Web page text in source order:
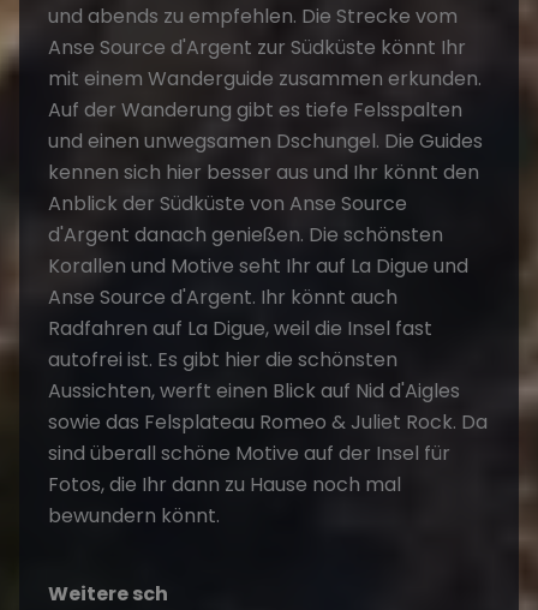
und abends zu empfehlen. Die Strecke vom
Anse Source d'Argent zur Südküste könnt Ihr
mit einem Wanderguide zusammen erkunden.
Auf der Wanderung gibt es tiefe Felsspalten
und einen unwegsamen Dschungel. Die Guides
kennen sich hier besser aus und Ihr könnt den
Anblick der Südküste von Anse Source
d'Argent danach genießen. Die schönsten
Korallen und Motive seht Ihr auf La Digue und
Anse Source d'Argent. Ihr könnt auch
Radfahren auf La Digue, weil die Insel fast
autofrei ist. Es gibt hier die schönsten
Aussichten, werft einen Blick auf Nid d'Aigles
sowie das Felsplateau Romeo & Juliet Rock. Da
sind überall schöne Motive auf der Insel für
Fotos, die Ihr dann zu Hause noch mal
bewundern könnt.
Weitere sch